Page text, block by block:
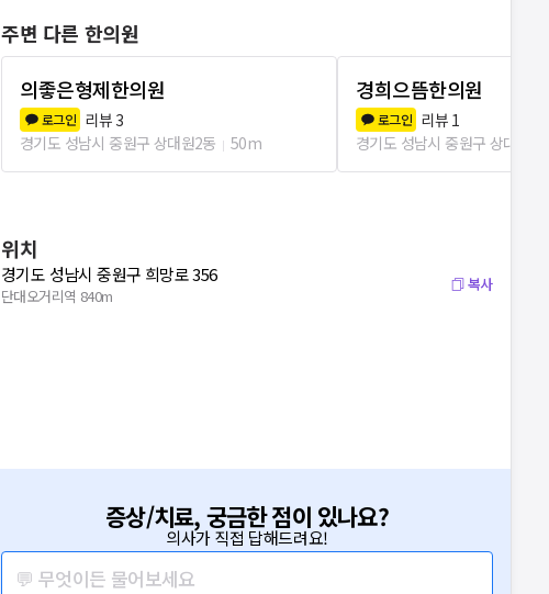
주변 다른 한의원
의좋은형제한의원
로그인 리뷰 3
경기도 성남시 중원구 상대원2동
50m
경희으뜸한의원
로그인 리뷰 1
경기도 성남시 중원구 상대원2동
위치
경기도 성남시 중원구 희망로 356
단대오거리역 840m
복사
증상/치료, 궁금한 점이 있나요?
의사가 직접 답해드려요!
💬 무엇이든 물어보세요